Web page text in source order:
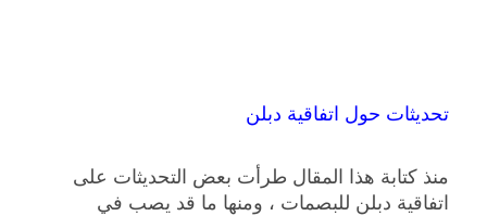
تحديثات حول اتفاقية دبلن
منذ كتابة هذا المقال طرأت بعض التحديثات على
اتفاقية دبلن للبصمات ، ومنها ما قد يصب في